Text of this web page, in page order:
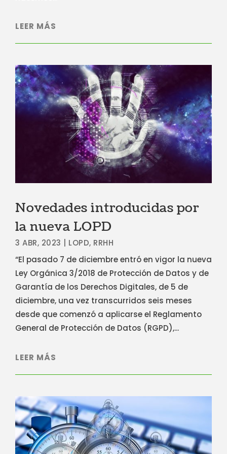
LEER MÁS
Novedades introducidas por
la nueva LOPD
3 ABR, 2023 LOPD, RRHH
“El pasado 7 de diciembre entró en vigor la nueva
Ley Orgánica 3/2018 de Protección de Datos y de
Garantía de los Derechos Digitales, de 5 de
diciembre, una vez transcurridos seis meses
desde que comenzó a aplicarse el Reglamento
General de Protección de Datos (RGPD),...
LEER MÁS